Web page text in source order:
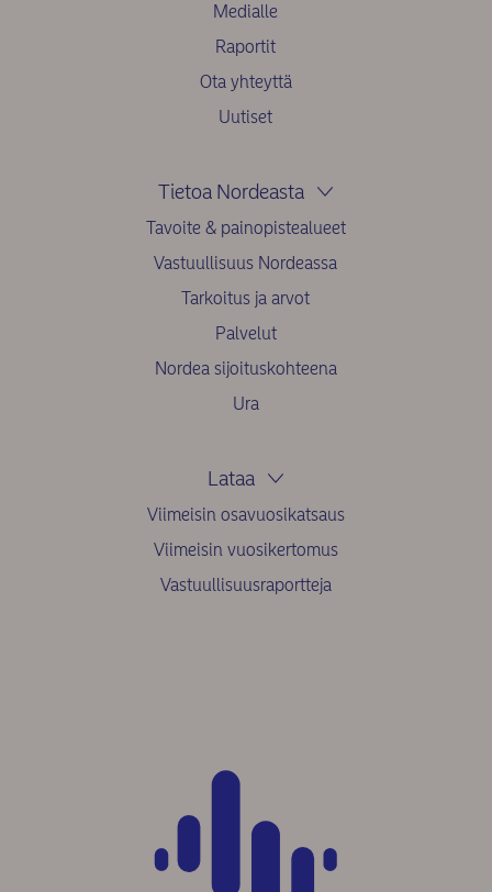
Medialle
Raportit
Ota yhteyttä
Uutiset
Tietoa Nordeasta
Tavoite & painopistealueet
Vastuullisuus Nordeassa
Tarkoitus ja arvot
Palvelut
Nordea sijoituskohteena
Ura
Lataa
Viimeisin osavuosikatsaus
Viimeisin vuosikertomus
Vastuullisuusraportteja